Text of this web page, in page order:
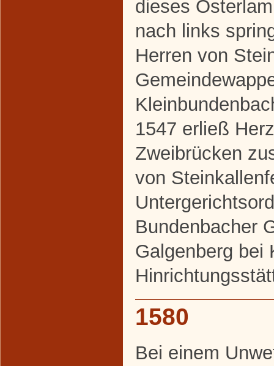
dieses
nach links
Herren von
1547 erließ
Zweibrücken
von
Bundenbacher
Galgenberg bei
1580
Bei einem